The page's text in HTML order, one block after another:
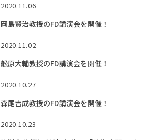
2020.11.06
岡島賢治教授のFD講演会を開催！
2020.11.02
舩原大輔教授のFD講演会を開催！
2020.10.27
森尾吉成教授のFD講演会を開催！
2020.10.23